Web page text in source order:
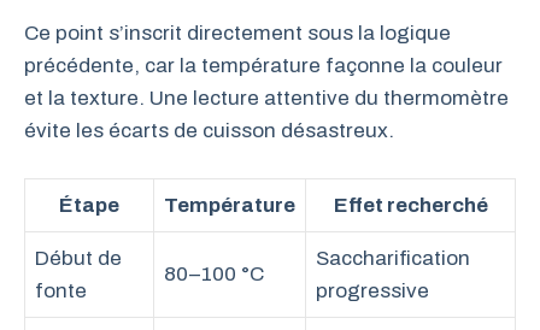
Ce point s’inscrit directement sous la logique
précédente, car la température façonne la couleur
et la texture. Une lecture attentive du thermomètre
évite les écarts de cuisson désastreux.
Étape Température Effet recherché
Début de
fonte
80–100 °C
Saccharification
progressive